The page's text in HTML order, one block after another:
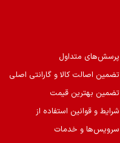
پرسش‌های متداول
تضمین اصالت کالا و گارانتی اصلی
تضمین بهترین قیمت
شرایط و قوانین استفاده از
سرویس‌ها و خدمات